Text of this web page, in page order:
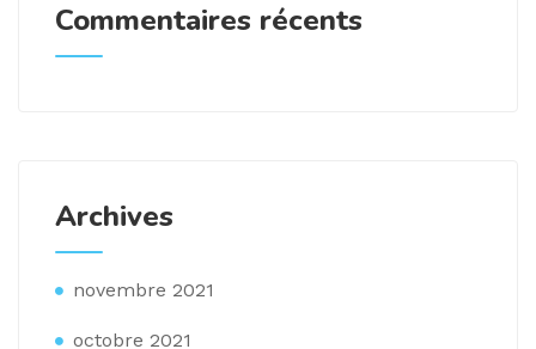
Commentaires récents
Archives
novembre 2021
octobre 2021